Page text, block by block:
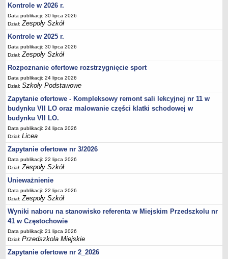
Kontrole
PONOWNE WYKORZYSTYWANIE
Sprawozdania
Deklaracja dostępności
DEKLARACJA DOSTĘPNOŚCI
OŚWIADCZENIA MAJĄTKOWE
PONOWNE WYKORZYSTYWANIE
UDOSTĘPNIANIE INFORMACJI PUBLICZNEJ
OCHRONA DANYCH OSOBOWYCH
Kontrole w 2026 r.
Data publikacji: 30 lipca 2026
Dział:Zespoły Szkół
Kontrole w 2025 r.
Data publikacji: 30 lipca 2026
Dział:Zespoły Szkół
Rozpoznanie ofertowe rozstrzygnięcie sport
Data publikacji: 24 lipca 2026
Dział:Szkoły Podstawowe
Zapytanie ofertowe - Kompleksowy remont sali lekcyjnej nr 11 w
budynku VII LO oraz malowanie części klatki schodowej w
budynku VII LO.
Data publikacji: 24 lipca 2026
Dział:Licea
Zapytanie ofertowe nr 3/2026
Data publikacji: 22 lipca 2026
Dział:Zespoły Szkół
Unieważnienie
Data publikacji: 22 lipca 2026
Dział:Zespoły Szkół
Wyniki naboru na stanowisko referenta w Miejskim Przedszkolu nr
41 w Częstochowie
Data publikacji: 21 lipca 2026
Dział:Przedszkola Miejskie
Zapytanie ofertowe nr 2_2026